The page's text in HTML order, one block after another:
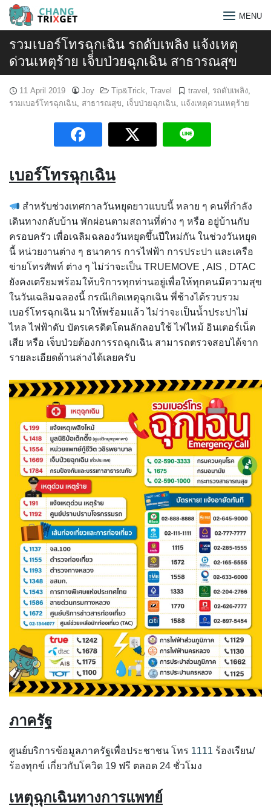
Skip
Search
for:
MENU
รวมเบอร์โทรฉุกเฉิน รถดับเพลิง แจ้งเหตุ
ด่วนเหตุร้าย เจ็บป่วยฉุกเฉิน สาธารณสุข
11 April 2019 Joy Tip&Trick, Travel travel , รถดับเพลิง,
รวมเบอร์โทรฉุกเฉิน, สาธารณสุข, เจ็บป่วยฉุกเฉิน, แจ้งเหตุด่วนเหตุร้าย
เบอร์โทรฉุกเฉิน
สำหรับช่วงเทศกาลวันหยุดยาวแบบนี้ หลาย ๆ คนที่กำลัง
เดินทางกลับบ้าน พักผ่อนตามสถานที่ต่าง ๆ หรือ อยู่บ้านกับ
ครอบครัว เพื่อเฉลิมฉลองวันหยุดขึ้นปีใหม่กัน ในช่วงวันหยุด
นี้ หน่วยงานต่าง ๆ ธนาคาร การไฟฟ้า การประปา และเครือ
ข่ายโทรศัพท์ ต่าง ๆ ไม่ว่าจะเป็น TRUEMOVE , AIS , DTAC
ยังคงเตรียมพร้อมให้บริการทุกท่านอยู่เพื่อให้ทุกคนมีความสุข
ในวันเฉลิมฉลองนี้ กรณีเกิดเหตุฉุกเฉิน พี่ช้างได้รวบรวม
เบอร์โทรฉุกเฉิน มาให้พร้อมแล้ว ไม่ว่าจะเป็นน้ำประปาไม่
ไหล ไฟฟ้าดับ บัตรเครดิตโดนลักลอบใช้ ไฟไหม้ อินเตอร์เน็ต
เสีย หรือ เจ็บป่วยต้องการรถฉุกเฉิน สามารถตรวจสอบได้จาก
รายละเอียดด้านล่างได้เลยครับ
ภาครัฐ
ศูนย์บริการข้อมูลภาครัฐเพื่อประชาชน โทร 1111 ร้องเรียน/
ร้องทุกข์ เกี่ยวกับโควิด 19 ฟรี ตลอด 24 ชั่วโมง
เหตุฉุกเฉินทางการแพทย์